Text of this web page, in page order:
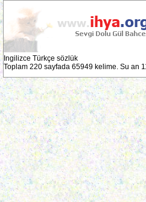
Ingilizce Türkçe sözlük
Toplam 220 sayfada 65949 kelime. Su an